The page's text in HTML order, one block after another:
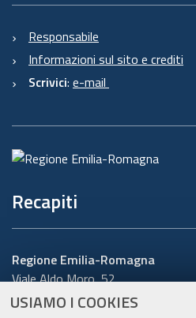
USIAMO I COOKIES
Responsabile
Informazioni sul sito e crediti
Scrivici: e-mail
Recapiti
Regione Emilia-Romagna
Viale Aldo Moro, 52
40127 Bologna